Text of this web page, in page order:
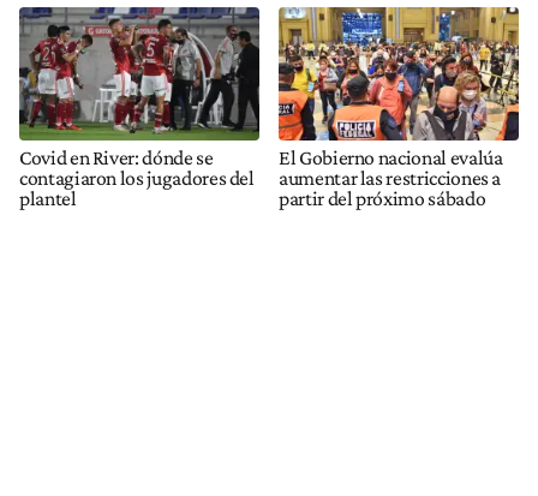
Covid en River: dónde se
contagiaron los jugadores del
plantel
El Gobierno nacional evalúa
aumentar las restricciones a
partir del próximo sábado